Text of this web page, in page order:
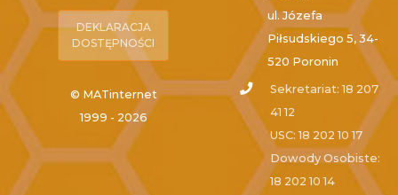
DEKLARACJA
DOSTĘPNOŚCI
© MATinternet
1999 - 2026
ul. Józefa
Piłsudskiego 5, 34-
520 Poronin
Sekretariat: 18 207
41 12
USC: 18 202 10 17
Dowody Osobiste:
18 202 10 14